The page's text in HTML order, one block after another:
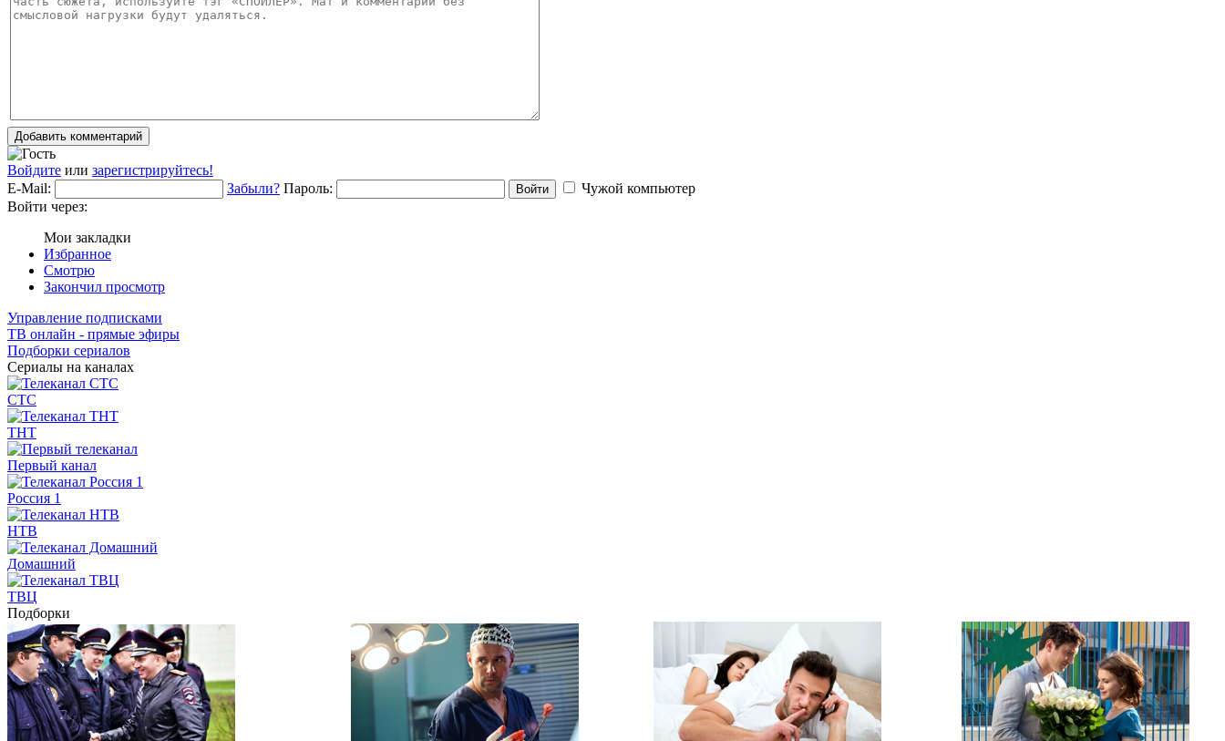
Добавить комментарий
Войдите или зарегистрируйтесь!
E-Mail:
Забыли? Пароль: Войти
Чужой компьютер
Войти через:
Мои закладки
Избранное
Смотрю
Закончил просмотр
Управление подписками
ТВ онлайн - прямые эфиры
Подборки сериалов
Сериалы на каналах
СТС
ТНТ
Первый канал
Россия 1
НТВ
Домашний
ТВЦ
Подборки